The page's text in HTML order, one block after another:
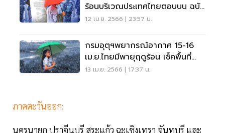
ร้อนบริเวณประเทศไทยตอบบน ฉบับ
ที่2
12 เม.ย. 2566 | 23:57 น.
กรมอุตุฯพยากรณ์อากาศ 15-16
เม.ย.ไทยมีพายุฤดูร้อน เช็คพื้นที่
เสี่ยงที่นี่
13 เม.ย. 2566 | 17:37 น.
ภาคตะวันออก:
นครนายก ปราจีนบุรี สระแก้ว ฉะเชิงเทรา จันทบุรี และ